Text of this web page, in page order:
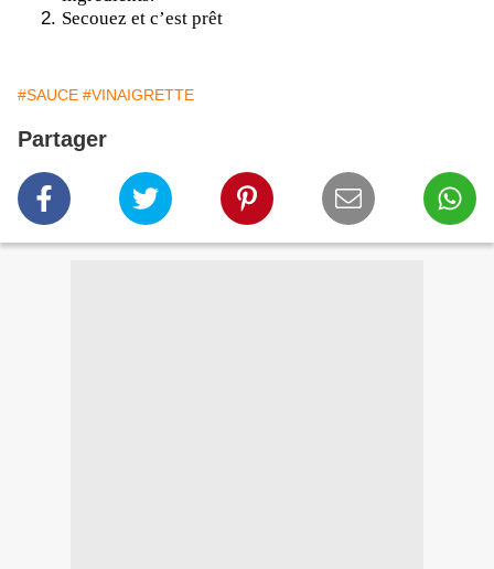
Secouez et c’est prêt
#SAUCE #VINAIGRETTE
Partager